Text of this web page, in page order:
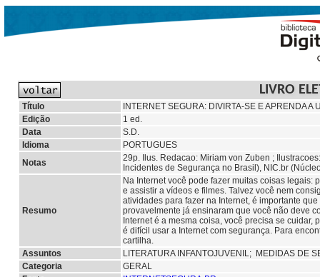
LIVRO
Título
INTERNET SEGURA: DIVIRTA-SE E APRENDA
Edição
1 ed.
Data
S.D.
Idioma
PORTUGUES
Notas
29p. Ilus. Redacao: Miriam von Zuben ;
Incidentes de Segurança no Brasil), NIC.br
Resumo
Na Internet você pode fazer muitas coisas
e assistir a vídeos e filmes. Talvez você nem
atividades para fazer na Internet, é importante
provavelmente já ensinaram que você não deve
Internet é a mesma coisa, você precisa se
é difícil usar a Internet com segurança. Para
cartilha.
Assuntos
LITERATURA INFANTOJUVENIL; MEDIDAS DE
Categoria
GERAL